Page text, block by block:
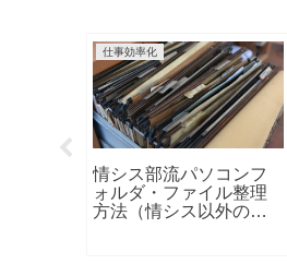
Mac
110円！！ セリアで見
つけたノートパソコン
スタンド